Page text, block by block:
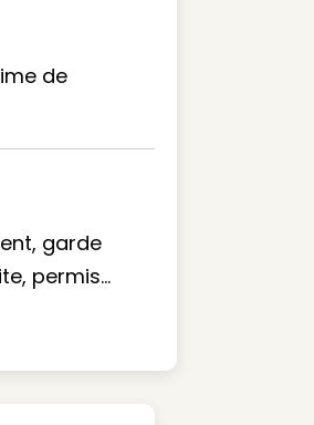
de
garde
permis…